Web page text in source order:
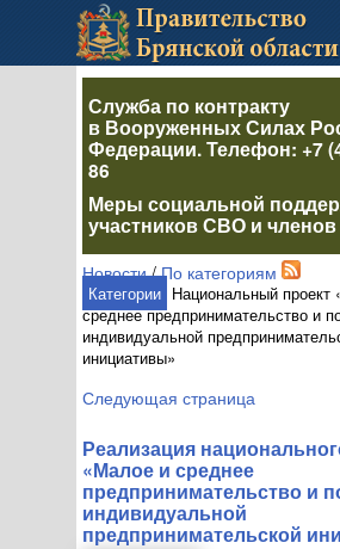
Служба по контракту
в Вооруженных Силах
Федерации. Телефон: +7
86
Меры социальной
участников СВО и
Новости/По категориям
Категории Национальный проект
среднее предпринимательство и
индивидуальной
инициативы»
Следующая страница
Реализация
«Малое и среднее
предпринимательство и
индивидуальной
предпринимательской